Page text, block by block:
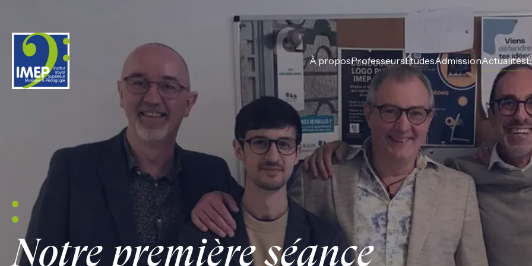
À proposProfesseursÉtudesAdmissionActualités
Notre première séance